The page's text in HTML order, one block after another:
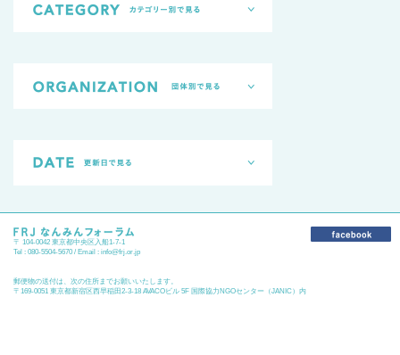
〒 104-0042 東京都中央区入船1-7-1
Tel : 080-5504-5670 / Email : info@frj.or.jp
郵便物の送付は、次の住所までお願いいたします。
〒169-0051 東京都新宿区西早稲田2-3-18 AVACOビル 5F 国際協力NGOセンター（JANIC）内